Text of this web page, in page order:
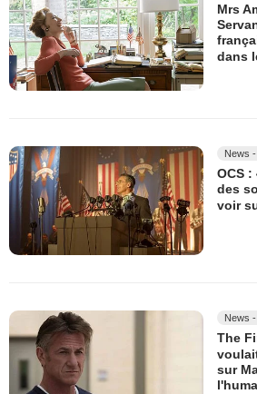
Mrs
dans
News
OCS
des
voir
News
The
sur